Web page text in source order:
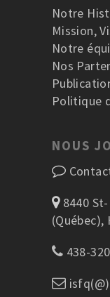
Notre
Mission,
Notre
Nos
Politique
NOUS
8440
(Québec),
438-